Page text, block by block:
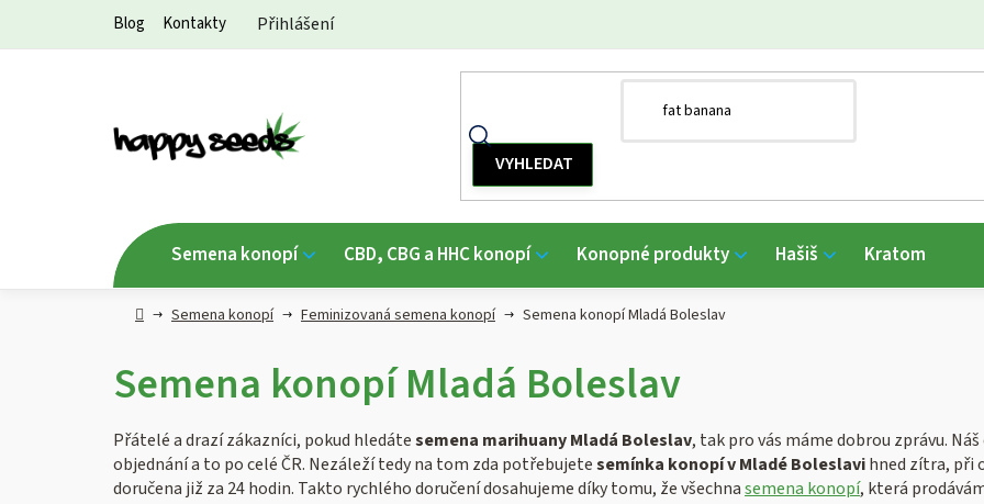
Blog Kontakty Přihlášení
Semena konopí CBD, CBG a HHC konopí Konopné produkty Hašiš Kratom
HlavníSemena konopí Feminizovaná semena konopí Semena konopí Mladá Boleslav
Semena konopí Mladá Boleslav
Přátelé a drazí zákazníci, pokud hledátesemena marihuany Mladá Boleslav, tak pro vás máme dobrou zprávu.
objednání a to po celé ČR. Nezáleží tedy na tom zda potřebujetesemínka konopí v Mladé Boleslavihned zítra, při
doručena již za 24 hodin. Takto rychlého doručení dosahujeme díky tomu, že všechnasemena konopí, která